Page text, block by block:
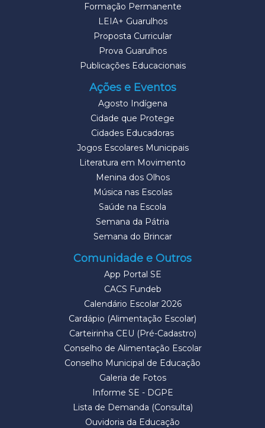
Formação Permanente
LEIA+ Guarulhos
Proposta Curricular
Prova Guarulhos
Publicações Educacionais
Ações e Eventos
Agosto Indígena
Cidade que Protege
Cidades Educadoras
Jogos Escolares Municipais
Literatura em Movimento
Menina dos Olhos
Música nas Escolas
Saúde na Escola
Semana da Pátria
Semana do Brincar
Comunidade e Outros
App Portal SE
CACS Fundeb
Calendário Escolar 2026
Cardápio (Alimentação Escolar)
Carteirinha CEU (Pré-Cadastro)
Conselho de Alimentação Escolar
Conselho Municipal de Educação
Galeria de Fotos
Informe SE - DGPE
Lista de Demanda (Consulta)
Ouvidoria da Educação